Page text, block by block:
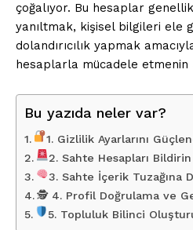
çoğalıyor. Bu hesaplar
yanıltmak, kişisel bilgileri ele
dolandırıcılık yapmak
hesaplarla mücadele etmenin
Bu yazıda neler var?
1. Gizlilik Ayarlarını
2. Sahte Hesapları Bildirin
3. Sahte İçerik Tuzağına
🕵️ 4. Profil Doğrulama ve
5. Topluluk Bilinci